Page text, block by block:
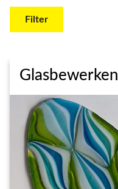
Filter
Glasbewerken